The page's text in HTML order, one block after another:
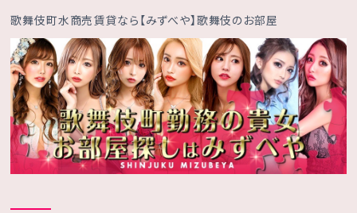
歌舞伎町水商売賃貸なら【みずべや】歌舞伎のお部屋